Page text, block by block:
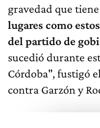
gravedad que tiene
lugares como
del partido de
sucedió durante
Córdoba", fustigó
contra Garzón y